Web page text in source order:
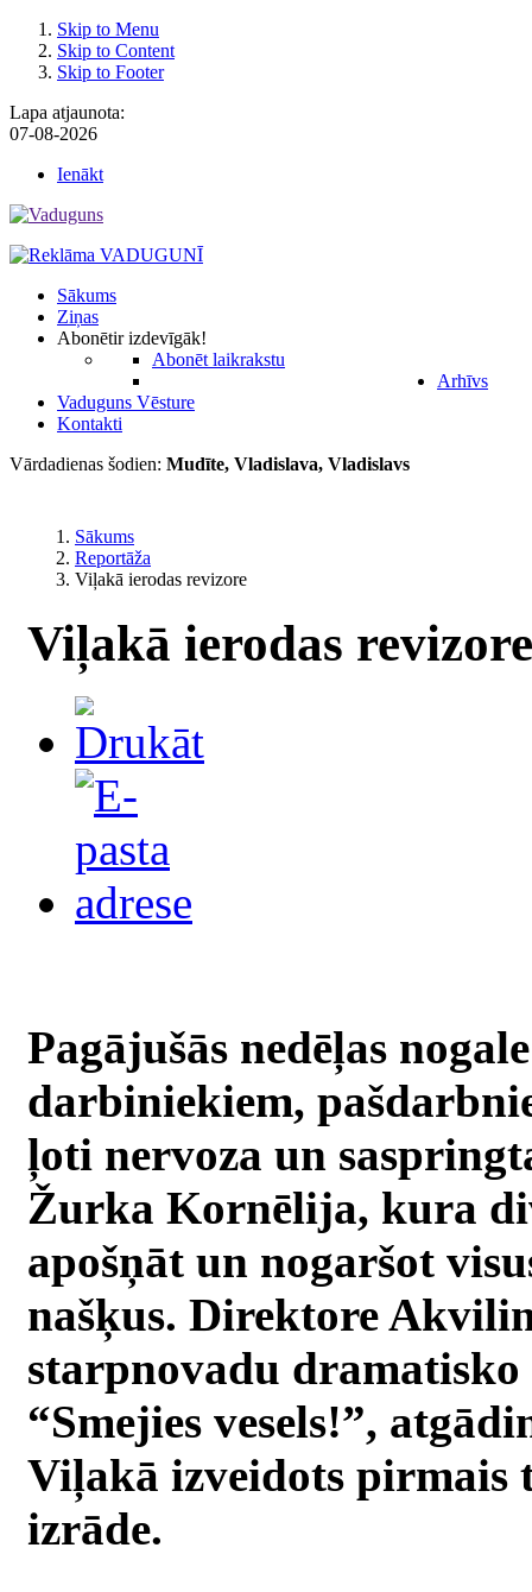
Skip to Menu
Skip to Content
Skip to Footer
Lapa atjaunota:
07-08-2026
Ienākt
Sākums
Ziņas
Abonētir izdevīgāk!
Abonēt laikrakstu
Arhīvs
Vaduguns Vēsture
Kontakti
Vārdadienas šodien: Mudīte, Vladislava, Vladislavs
Sākums
Reportāža
Viļakā ierodas revizore
Viļakā ierodas revizore
Pagājušās nedēļas
darbiniekiem,
ļoti nervoza un
Žurka Kornēlija, kura
apošņāt un nogaršot
našķus. Direktore
starpnovadu
“Smejies vesels!”,
Viļakā izveidots
izrāde.